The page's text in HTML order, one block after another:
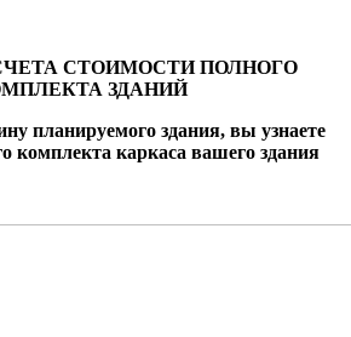
СТОИМОСТИ ПОЛНОГО
ЗДАНИЙ
планируемого здания, вы узнаете
комплекта каркаса вашего здания